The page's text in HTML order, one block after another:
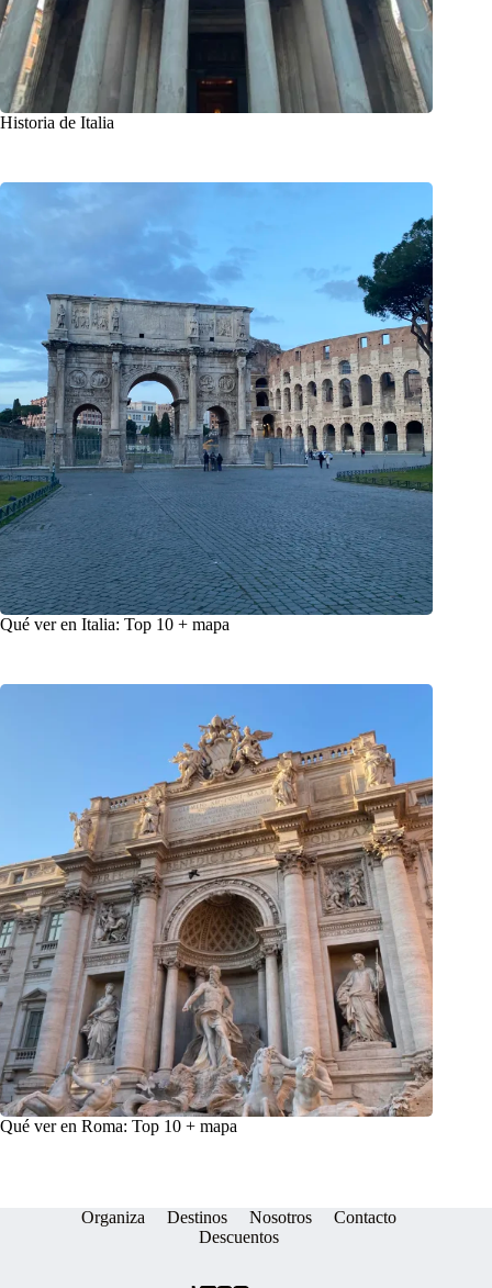
Historia de Italia
Qué ver en Italia: Top 10 + mapa
Qué ver en Roma: Top 10 + mapa
Organiza Destinos Nosotros
Contacto
Descuentos